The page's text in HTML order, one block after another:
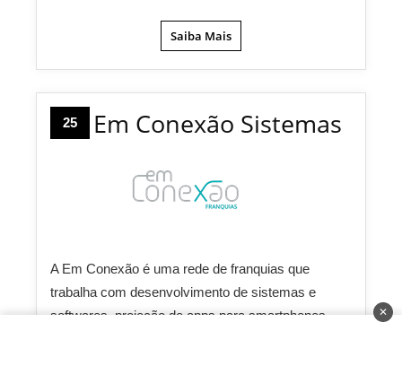
Saiba Mais
25 Em Conexão Sistemas
A Em Conexão é uma rede de franquias que
trabalha com desenvolvimento de sistemas e
softwares, projeção de apps para smartphones,
✕